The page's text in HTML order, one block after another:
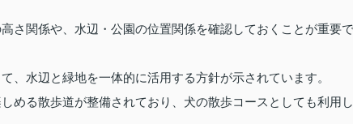
さ関係や、水辺・公園の位置関係を確認しておくことが重要で
、水辺と緑地を一体的に活用する方針が示されています。
める散歩道が整備されており、犬の散歩コースとしても利用し